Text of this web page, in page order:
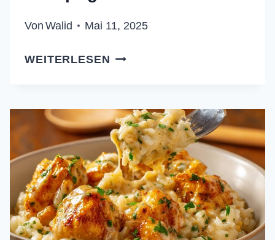
Von Walid Mai 11, 2025
WEITERLESEN BLÄTTERTEIG-
SCHINKEN
UND
KÄSE:
PERFEKT
GEDREHT
&
SUPER
KNUSPRIG